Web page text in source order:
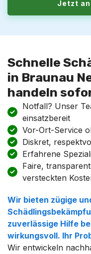
Jetzt
Schnelle
in Braunau
handeln
Notfall? Unser
einsatzbereit
Vor-Ort-Service
Diskret,
Erfahrene
Faire,
versteckten
Wir bieten zügige
zuverlässige Hilfe
wirkungsvoll. Ihr
Wir entwickeln